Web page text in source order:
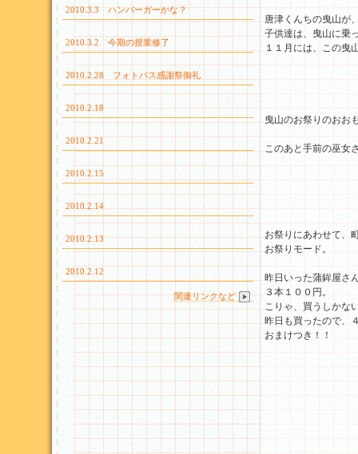
唐津くんちの曳山が
子供達は、曳山に乗
１１月には、この曳
曳山のお祭りのおお
このあと手前の巫女
お祭りにあわせて、
お祭りモード。
昨日いった蒲鉾屋さ
３本１００円。
こりゃ、買うしかな
昨日も買ったので、
おまけつき！！
2010.3.3 ハンバーガーかな？
2010.3.2 今期の授業修了
2010.2.28 フォトパス感謝祭御礼
2010.2.18
2010.2.21
2010.2.15
2010.2.14
2010.2.13
2010.2.12
関連リンクなど